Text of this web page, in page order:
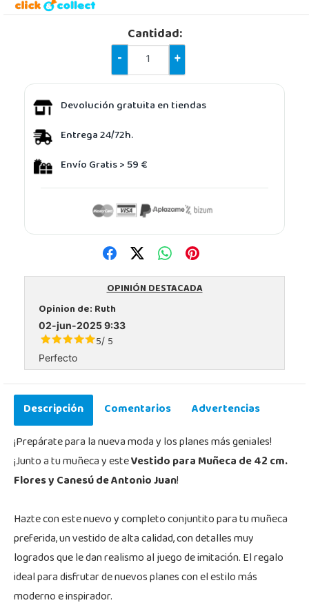
Cantidad:
-
+
Devolución gratuita en tiendas
Entrega 24/72h.
Envío Gratis > 59 €
OPINIÓN DESTACADA
Opinion de:Ruth
02-jun-2025 9:33
5/ 5
Perfecto
Descripción Comentarios
Advertencias
¡Prepárate para la nueva moda y los planes más geniales!
¡Junto a tu muñeca y esteVestido para Muñeca de 42 cm.
Flores y Canesú de Antonio Juan!
Hazte con este nuevo y completo conjuntito para tu muñeca
preferida, un vestido de alta calidad, con detalles muy
logrados que le dan realismo al juego de imitación. El regalo
ideal para disfrutar de nuevos planes con el estilo más
moderno e inspirador.